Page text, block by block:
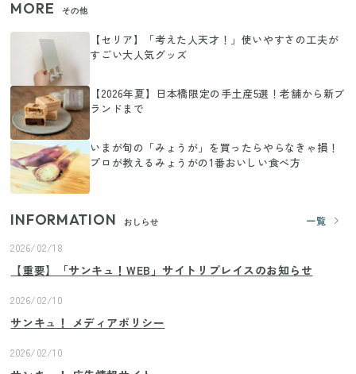
MORE その他
【セリア】「考えた人天才！」使いやすさの工夫が
すごい大人気グッズ
【2026年夏】日本橋限定の手土産5選！老舗から新ブ
ランドまで
いまが旬の「みょうが」を買ったらやらなきゃ損！
プロが教えるみょうがの1番おいしい食べ方
INFORMATION おしらせ
一覧
2026/02/18
【重要】「サンキュ！WEB」サイトリプレイスのお知らせ
2026/02/10
サンキュ！ メディアポリシー
2026/02/10